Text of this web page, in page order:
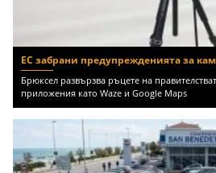
ЕС забрани предупрежденията за
Брюксел развързва ръцете на
приложения като Waze и Google Maps